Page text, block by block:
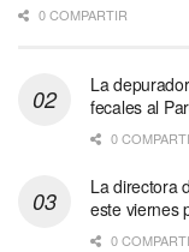
0 COMPARTIR
La
fecales al
0
La directora
este viernes
0